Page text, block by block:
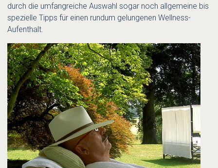
durch die umfangreiche Auswahl sogar noch allgemeine bis
spezielle Tipps für einen rundum gelungenen Wellness-
Aufenthalt.